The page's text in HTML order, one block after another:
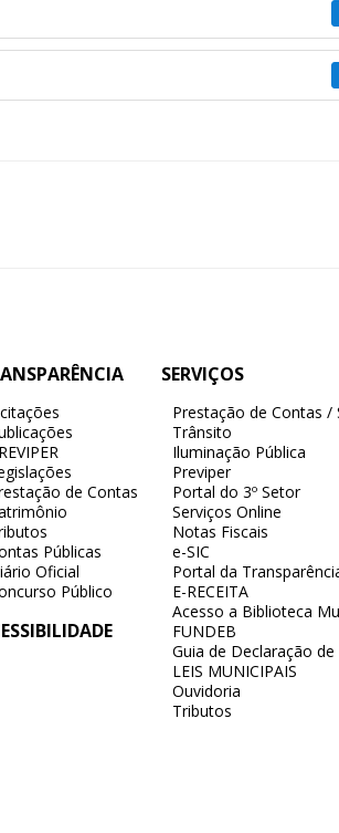
de Contas
Públicas
Oficial
Público
SERVIÇOS
Prestação de Contas /
Trânsito
Iluminação Pública
Previper
Portal do 3º Setor
Serviços Online
Notas Fiscais
e-SIC
Portal da
E-RECEITA
Acesso a Biblioteca
FUNDEB
Guia de Declaração
LEIS MUNICIPAIS
Ouvidoria
Tributos